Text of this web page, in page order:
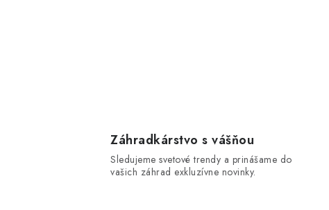
Záhradkárstvo s vášňou
Sledujeme svetové trendy a prinášame do
vašich záhrad exkluzívne novinky.